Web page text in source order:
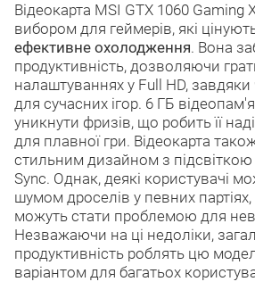
Відеокарта MSI GTX 1060 Gaming
вибором для геймерів, які
ефективне охолодження. Вона
продуктивність, дозволяючи
налаштуваннях у Full HD, завдяки
для сучасних ігор. 6 ГБ
уникнути фризів, що робить її
для плавної гри. Відеокарта
стильним дизайном з
Sync. Однак, деякі користувачі
шумом дроселів у певних партіях,
можуть стати проблемою для
Незважаючи на ці недоліки,
продуктивність роблять цю
варіантом для багатьох